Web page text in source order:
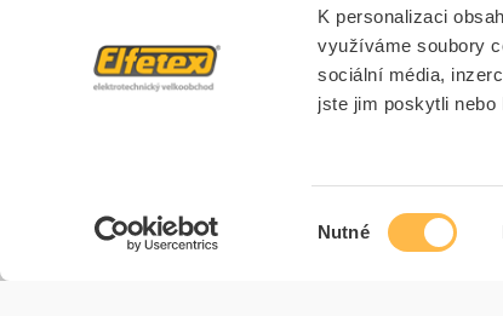
K personalizaci
využíváme soubory
sociální média,
jste jim poskytli
Nutné